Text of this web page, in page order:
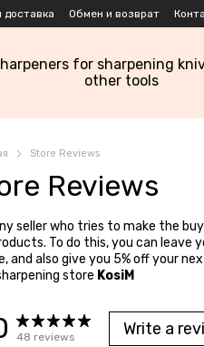
доставка Обмен и возврат
for sharpening
other tools
Store Reviews
Reviews
seller who tries to make the
To do this, you can
and also give you 5% off your
store KosiM
48 reviews Write a